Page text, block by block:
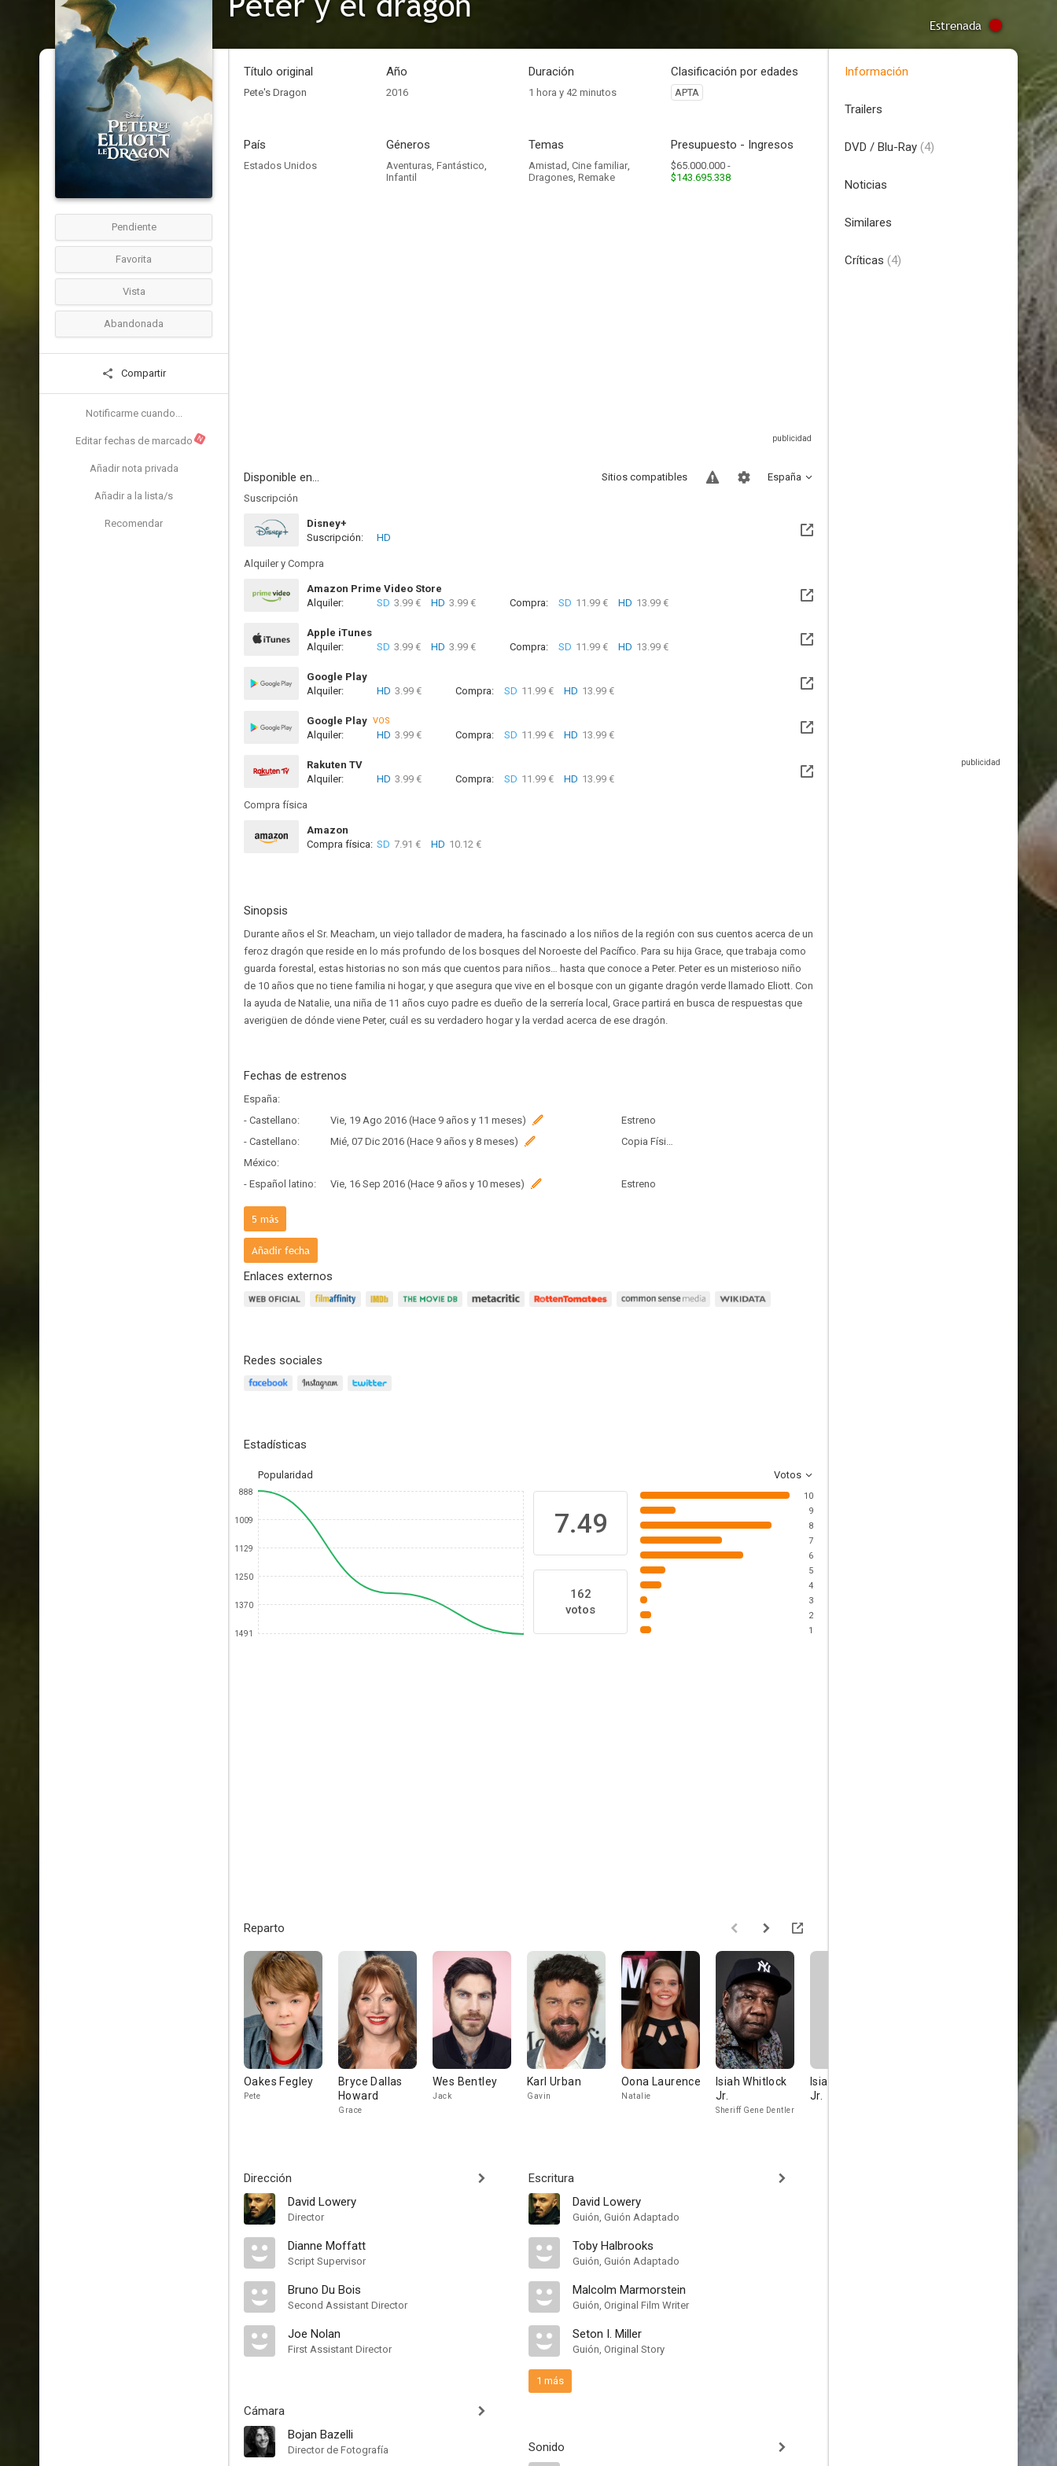
Estrenada
Pendiente
Favorita
Vista
Abandonada
Compartir
Notificarme cuando...
Editar fechas de marcado N
Añadir nota privada
Añadir a la lista/s
Recomendar
Título original
Pete's Dragon
Año
2016
Duración
1 hora y 42 minutos
Clasificación por edades
APTA
País
Estados Unidos
Géneros
Aventuras, Fantástico,
Infantil
Temas
Amistad, Cine familiar,
Dragones, Remake
Presupuesto - Ingresos
$65.000.000 -
$143.695.338
Disponible en... España
Sitios compatibles
Suscripción
Disney+
Suscripción:
HD
Alquiler y Compra
Amazon Prime Video Store
Alquiler:
SD 3.99 € HD 3.99 € Compra: SD 11.99 € HD 13.99 €
Apple iTunes
Alquiler:
SD 3.99 € HD 3.99 € Compra: SD 11.99 € HD 13.99 €
Google Play
Alquiler:
HD 3.99 € Compra: SD 11.99 € HD 13.99 €
Google Play VOS
Alquiler: HD 3.99 € Compra: SD 11.99 € HD 13.99 €
Rakuten TV
Alquiler:
HD 3.99 € Compra: SD 11.99 € HD 13.99 €
Compra física
Amazon
Compra física: SD 7.91 € HD 10.12 €
Sinopsis
Durante años el Sr. Meacham, un viejo tallador de madera, ha fascinado a los niños de la región con sus cuentos acerca de un
feroz dragón que reside en lo más profundo de los bosques del Noroeste del Pacífico. Para su hija Grace, que trabaja como
guarda forestal, estas historias no son más que cuentos para niños… hasta que conoce a Peter. Peter es un misterioso niño
de 10 años que no tiene familia ni hogar, y que asegura que vive en el bosque con un gigante dragón verde llamado Eliott. Con
la ayuda de Natalie, una niña de 11 años cuyo padre es dueño de la serrería local, Grace partirá en busca de respuestas que
averigüen de dónde viene Peter, cuál es su verdadero hogar y la verdad acerca de ese dragón.
Fechas de estrenos
España:
- Castellano:
Vie, 19 Ago 2016 (Hace 9 años y 11 meses)
Estreno
- Castellano:
Mié, 07 Dic 2016 (Hace 9 años y 8 meses)
Copia Física
México:
- Español latino:
Vie, 16 Sep 2016 (Hace 9 años y 10 meses)
Estreno
Argentina:
- Español latino:
Chile:
- Español latino:
- Frances:
5 más
Añadir fecha
Enlaces externos
Redes sociales
Estadísticas
Popularidad Votos
888
1009
1129
1250
1370
1491
7.49
162
votos
10
9
8
7
6
5
4
3
2
1
Reparto
Oakes Fegley
Pete
Bryce Dallas
Howard
Grace
Wes Bentley
Jack
Karl Urban
Gavin
Oona Laurence
Natalie
Isiah Whitlock
Jr.
Sheriff Gene Dentler
Isiah Whitlock
Jr.
John
Dirección
David Lowery
Director
Dianne Moffatt
Script Supervisor
Bruno Du Bois
Second Assistant Director
Joe Nolan
First Assistant Director
Cámara
Bojan Bazelli
Director de Fotografía
Escritura
David Lowery
Guión, Guión Adaptado
Toby Halbrooks
Guión, Guión Adaptado
Malcolm Marmorstein
Guión, Original Film Writer
Seton I. Miller
Guión, Original Story
1 más
Sonido
Información
Trailers
DVD / Blu-Ray (4)
Noticias
Similares
Críticas (4)